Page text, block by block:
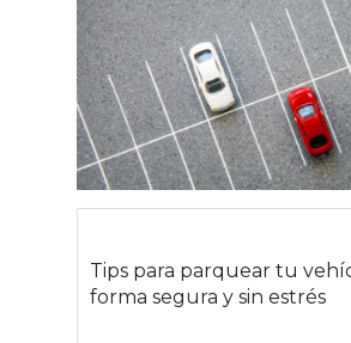
Tips para parquear tu
forma segura y sin estrés